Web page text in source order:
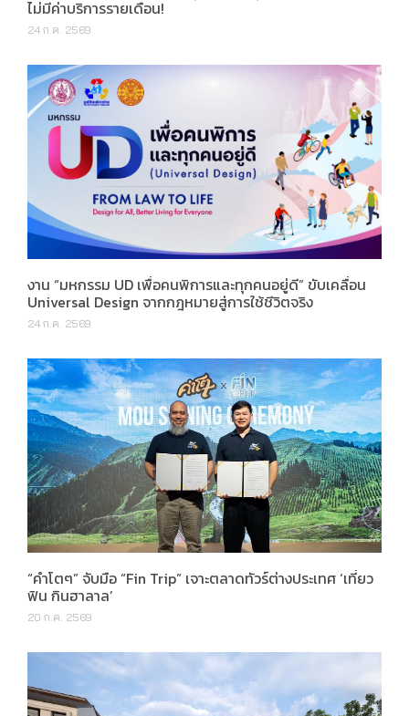
ไม่มีค่าบริการรายเดือน!
24 ก.ค. 2569
งาน “มหกรรม UD เพื่อคนพิการและทุกคนอยู่ดี” ขับเคลื่อน
Universal Design จากกฎหมายสู่การใช้ชีวิตจริง
24 ก.ค. 2569
“คำโตๆ” จับมือ “Fin Trip” เจาะตลาดทัวร์ต่างประเทศ ‘เที่ยว
ฟิน กินฮาลาล’
20 ก.ค. 2569